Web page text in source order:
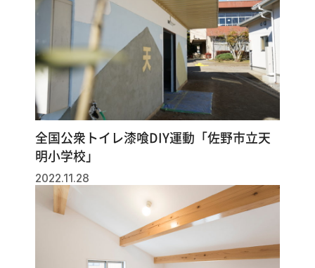
全国公衆トイレ漆喰DIY運動「佐野市立天
明小学校」
2022.11.28